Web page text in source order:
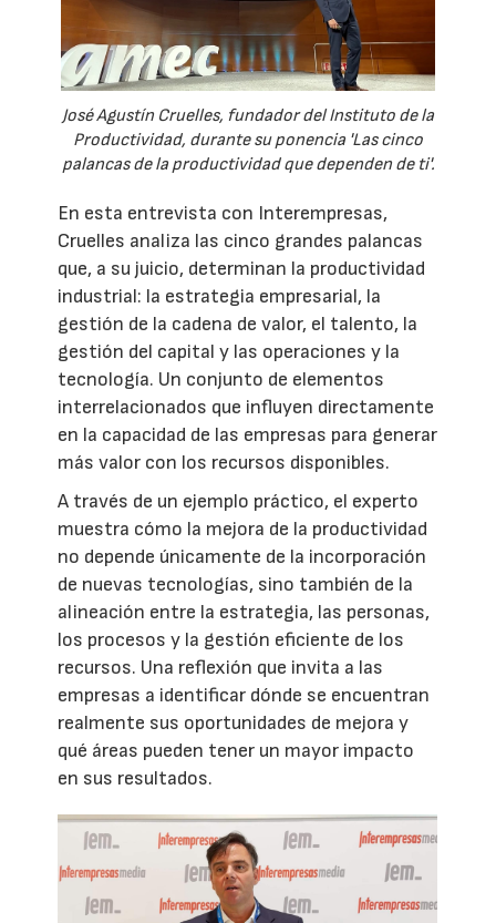
José Agustín Cruelles, fundador del Instituto de la
Productividad, durante su ponencia 'Las cinco
palancas de la productividad que dependen de ti'.
En esta entrevista con Interempresas,
Cruelles analiza las cinco grandes palancas
que, a su juicio, determinan la productividad
industrial: la estrategia empresarial, la
gestión de la cadena de valor, el talento, la
gestión del capital y las operaciones y la
tecnología. Un conjunto de elementos
interrelacionados que influyen directamente
en la capacidad de las empresas para generar
más valor con los recursos disponibles.
A través de un ejemplo práctico, el experto
muestra cómo la mejora de la productividad
no depende únicamente de la incorporación
de nuevas tecnologías, sino también de la
alineación entre la estrategia, las personas,
los procesos y la gestión eficiente de los
recursos. Una reflexión que invita a las
empresas a identificar dónde se encuentran
realmente sus oportunidades de mejora y
qué áreas pueden tener un mayor impacto
en sus resultados.